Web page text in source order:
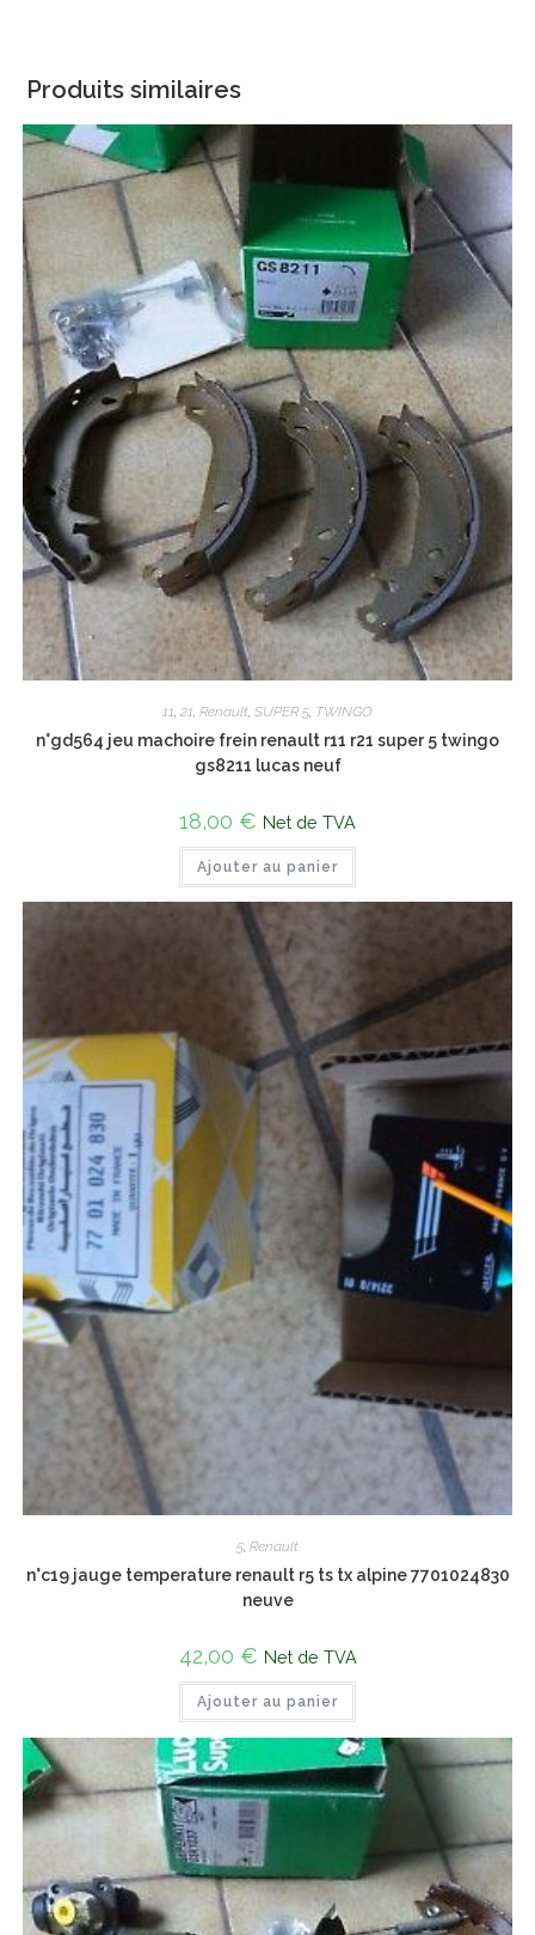
Produits similaires
11, 21, Renault, SUPER 5, TWINGO
n°gd564 jeu machoire frein renault r11 r21 super 5 twingo
gs8211 lucas neuf
18,00 € Net de TVA
Ajouter au panier
5, Renault
n°c19 jauge temperature renault r5 ts tx alpine 7701024830
neuve
42,00 € Net de TVA
Ajouter au panier